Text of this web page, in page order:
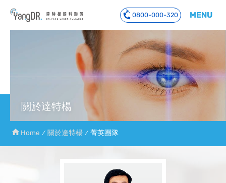
0800-000-320 MENU
關於達特楊
Home 關於達特楊 菁英團隊